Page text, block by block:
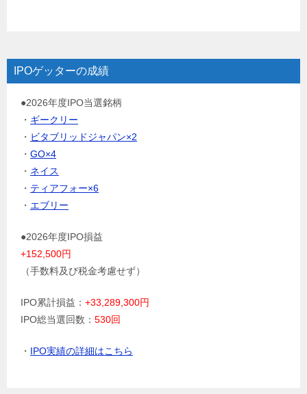
IPOゲッターの成績
●2026年度IPO当選銘柄
・ ギークリー
・ ビタブリッドジャパン×2
・ GO×4
・ ネイス
・ ティアフォー×6
・ エブリー
●2026年度IPO損益
+152,500円
（手数料及び税金考慮せず）
IPO累計損益： +33,289,300円
IPO総当選回数： 530回
・ IPO実績の詳細はこちら